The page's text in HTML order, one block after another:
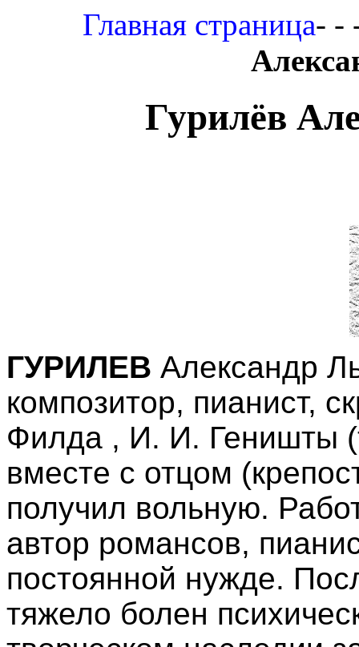
Главная страница- -
Гурилёв
ГУРИЛЕВ Александр
композитор, пианист,
Филда , И. И. Геништы
вместе с отцом
получил вольную.
автор романсов,
постоянной нужде.
тяжело болен